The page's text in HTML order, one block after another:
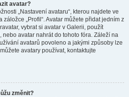
avatar?
„Nastavení avataru“, kterou najdete ve
záložce „Profil“. Avatar můžete přidat jedním z
vybrat si avatar v Galerii, použít
avatar nahrát do tohoto fóra. Záleží na
avatarů povoleno a jakými způsoby lze
avatary používat, kontaktujte
změnit?